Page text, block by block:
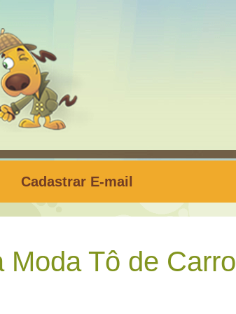
Cadastrar E-mail
Moda Tô de Carro